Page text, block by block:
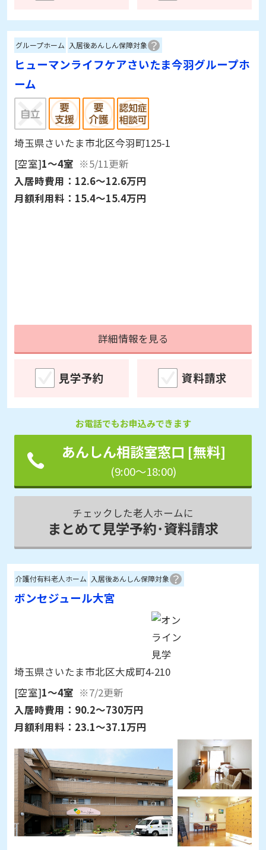
た。
グループホーム 入居後あんしん保障対象
ヒューマンライフケアさいたま今羽グループホ
ーム
埼玉県さいたま市北区今羽町125-1
[空室]1～4室 ※5/11更新
入居時費用： 12.6～12.6万円
月額利用料： 15.4～15.4万円
詳細情報を見る
見学予約 資料請求
あんしん相談室窓口 [無料]
(9:00～18:00)
チェックした老人ホームに
まとめて見学予約･資料請求
介護付有料老人ホーム 入居後あんしん保障対象
ボンセジュール大宮
埼玉県さいたま市北区大成町4-210
[空室]1～4室 ※7/2更新
入居時費用： 90.2～730万円
月額利用料： 23.1～37.1万円